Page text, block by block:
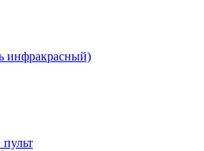
инфракрасный)